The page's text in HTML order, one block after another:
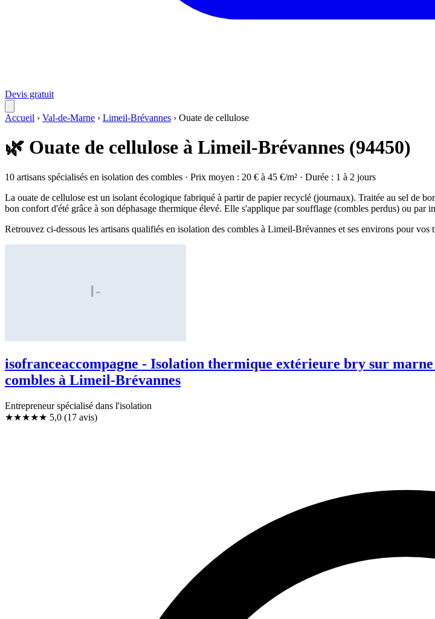
Devis gratuit
Accueil › Val-de-Marne › Limeil-Brévannes › Ouate de cellulose
🌿 Ouate de cellulose à Limeil-Brévannes (94450)
10 artisans spécialisés en isolation des combles · Prix moyen : 20 € à 45 €/m² · Durée : 1 à 2 jours
La ouate de cellulose est un isolant écologique fabriqué à partir de papier recyclé (journaux). Traitée au sel de
bon confort d'été grâce à son déphasage thermique élevé. Elle s'applique par soufflage (combles perdus) ou par
Retrouvez ci-dessous les artisans qualifiés en isolation des combles à Limeil-Brévannes et ses environs pour vos
isofranceaccompagne - Isolation thermique extérieure bry sur
combles à Limeil-Brévannes
Entrepreneur spécialisé dans l'isolation
★★★★★ 5,0 (17 avis)